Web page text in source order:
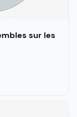
sur les